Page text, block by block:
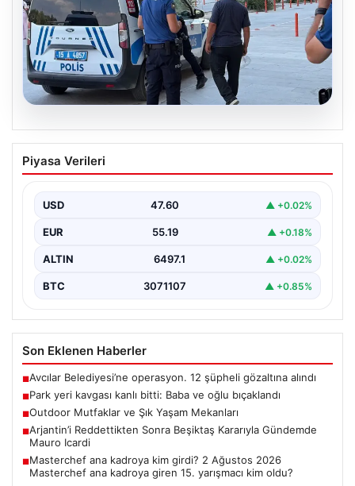
05.08.2026
Park yeri kavgası kanlı bitti: Baba ve
oğlu bıçaklandı
Piyasa Verileri
USD 47.60 ▲ +0.02%
EUR 55.19 ▲ +0.18%
ALTIN 6497.1 ▲ +0.02%
BTC 3071107 ▲ +0.85%
Son Eklenen Haberler
■Avcılar Belediyesi’ne operasyon. 12 şüpheli gözaltına alındı
■Park yeri kavgası kanlı bitti: Baba ve oğlu bıçaklandı
■Outdoor Mutfaklar ve Şık Yaşam Mekanları
■Arjantin’i Reddettikten Sonra Beşiktaş Kararıyla Gündemde
Mauro Icardi
■Masterchef ana kadroya kim girdi? 2 Ağustos 2026
Masterchef ana kadroya giren 15. yarışmacı kim oldu?